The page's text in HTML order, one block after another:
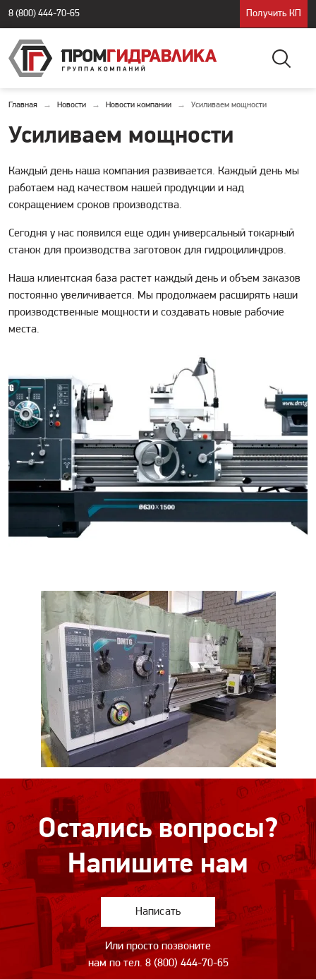
Получить КП
8 (800) 444-70-65
Главная Новости Новости компании Усиливаем мощности
Усиливаем мощности
Каждый день наша компания развивается. Каждый день мы
работаем над качеством нашей продукции и над
сокращением сроков производства.
Сегодня у нас появился еще один универсальный токарный
станок для производства заготовок для гидроцилиндров.
Наша клиентская база растет каждый день и объем заказов
постоянно увеличивается. Мы продолжаем расширять наши
производственные мощности и создавать новые рабочие
места.
Остались вопросы?
Напишите нам
Написать
Или просто позвоните
нам по тел. 8 (800) 444-70-65